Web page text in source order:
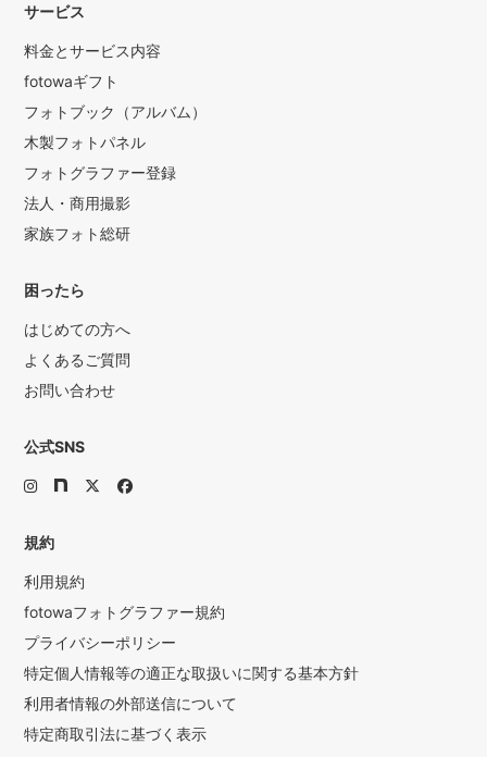
サービス
料金とサービス内容
fotowaギフト
フォトブック（アルバム）
木製フォトパネル
フォトグラファー登録
法人・商用撮影
家族フォト総研
困ったら
はじめての方へ
よくあるご質問
お問い合わせ
公式SNS
規約
利用規約
fotowaフォトグラファー規約
プライバシーポリシー
特定個人情報等の適正な取扱いに関する基本方針
利用者情報の外部送信について
特定商取引法に基づく表示